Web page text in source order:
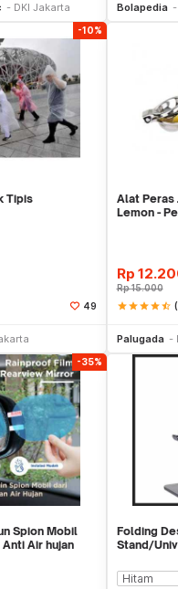
DKI Jakarta Bolapedia
-10%
Tipis
49
Alat Peras
Lemon -
Rp
Rp15.000
starstarstarstarstar_half
Palugada
-35%
Spion Mobil
Air hujan
Folding
Stand/